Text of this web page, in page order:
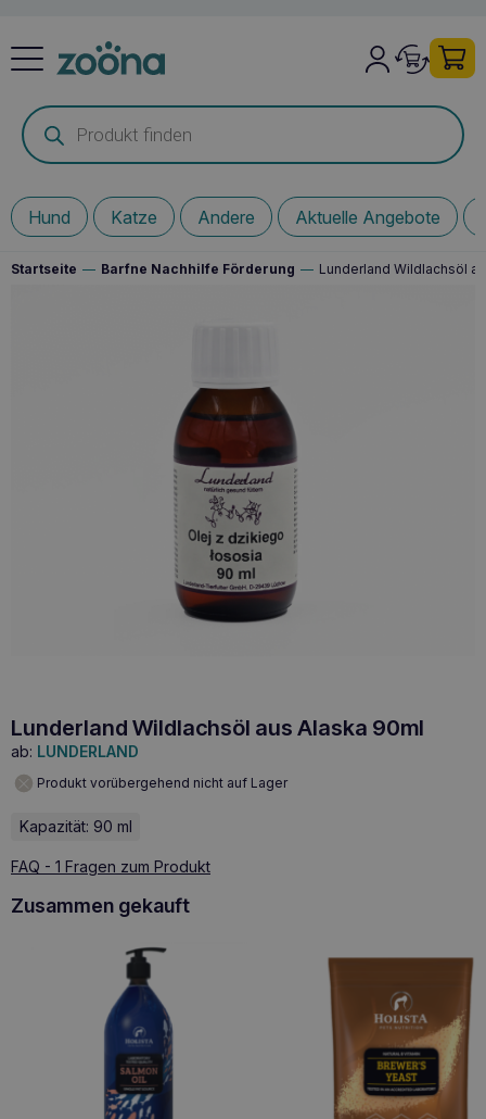
Products
search
Hund Katze Andere Aktuelle Angebote
Startseite — Barfne Nachhilfe Förderung — Lunderland Wildlachsöl
Lunderland Wildlachsöl aus Alaska 90ml
ab: LUNDERLAND
Produkt vorübergehend nicht auf Lager
Kapazität: 90 ml
FAQ - 1 Fragen zum Produkt
Zusammen gekauft